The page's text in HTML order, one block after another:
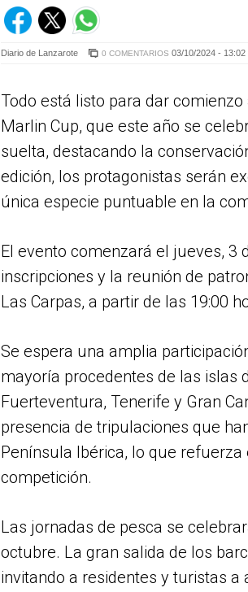
Diario de Lanzarote 0 COMENTARIOS 03/10/2024 - 13:02
Todo está listo para dar
Marlin Cup, que este año se
suelta, destacando la
edición, los protagonistas serán
única especie puntuable en la
El evento comenzará el jueves, 3
inscripciones y la reunión de
Las Carpas, a partir de las 19:00
Se espera una amplia
mayoría procedentes de las islas
Fuerteventura, Tenerife y Gran
presencia de tripulaciones que
Península Ibérica, lo que
competición.
Las jornadas de pesca se
octubre. La gran salida de los
invitando a residentes y turistas a